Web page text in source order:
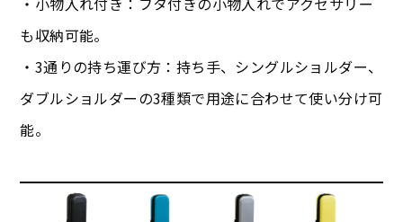
も収納可能。
・3通りの持ち運び方：持ち手、シングルショルダー、
ダブルショルダーの3種類で用途に合わせて使い分け可
能。